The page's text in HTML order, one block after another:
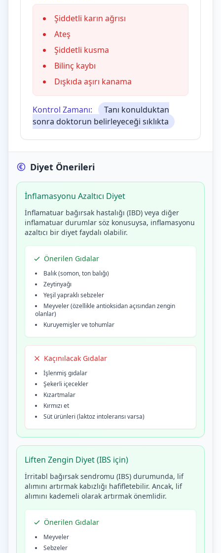
Şiddetli karın ağrısı
Ateş
Şiddetli kusma
Bilinç kaybı
Dışkıda aşırı kanama
Kontrol Zamanı:
Tanı konulduktan
sonra doktorun belirleyeceği sıklıkta
Diyet Önerileri
İnflamasyonu Azaltıcı Diyet
İnflamatuar bağırsak hastalığı (IBD) veya diğer
inflamatuar durumlar söz konusuysa, inflamasyonu
azaltıcı bir diyet faydalı olabilir.
Önerilen Gıdalar
Balık (somon, ton balığı)
Zeytinyağı
Yeşil yapraklı sebzeler
Meyveler (özellikle antioksidan açısından zengin
olanlar)
Kuruyemişler ve tohumlar
Kaçınılacak Gıdalar
İşlenmiş gıdalar
Şekerli içecekler
Kızartmalar
Kırmızı et
Süt ürünleri (laktoz intoleransı varsa)
Liften Zengin Diyet (IBS için)
İrritabl bağırsak sendromu (IBS) durumunda, lif
alımını artırmak kabızlığı hafifletebilir. Ancak, lif
alımını kademeli olarak artırmak önemlidir.
Önerilen Gıdalar
Meyveler
Sebzeler